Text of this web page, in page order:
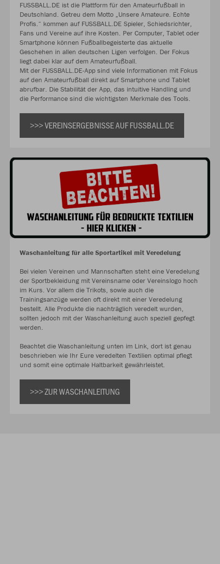
FUSSBALL.DE ist die Plattform für den Amateurfußball in
Deutschland. Getreu dem Motto „Unsere Amateure. Echte
Profis.“ kommen auf FUSSBALL.DE Spieler, Schiedsrichter,
Fans und Vereine auf ihre Kosten. Per Computer, Tablet oder
Smartphone können Fußballbegeisterte das aktuelle
Geschehen in allen deutschen Ligen verfolgen. Der Fokus
liegt dabei klar auf dem Amateurfußball.
Mit der FUSSBALL.DE-App sind viele Informationen mit Fokus
auf den Amateurfußball direkt auf Smartphone und Tablet
abrufbar. Die Stabilität der App, das intuitive Handling und
die Performance sind die wichtigsten Merkmale des Tools.
>>> VEREINSERGEBNISSE AUF FUSSBALL.DE
Waschanleitung für alle Sportartikel mit Veredelung
Bei vielen Vereinen und Mannschaften steht eine Veredelung
der Sportbekleidung mit Vereinsname oder Vereinslogo hoch
im Kurs. Vor allem die Trikots, sowie auch die
Trainingsanzüge werden oft direkt mit einer Veredelung
bestellt. Alle Produkte die nachträglich veredelt wurden,
sollten jedoch mit der Waschanleitung auch speziell gepfegt
werden.
Beachtet die Waschanleitung unten im Link, dort ist genau
beschrieben wie Ihr Eure veredelten Textilien optimal pflegt
und somit eine optimale Haltbarkeit gewährleistet.
>>> ZUR WASCHANLEITUNG